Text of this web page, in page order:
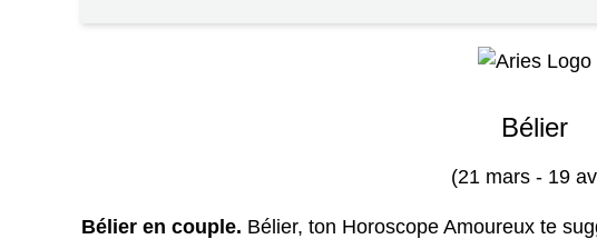
Bélier
(21 mars - 19
Bélier en couple. Bélier, ton Horoscope Amoureux te